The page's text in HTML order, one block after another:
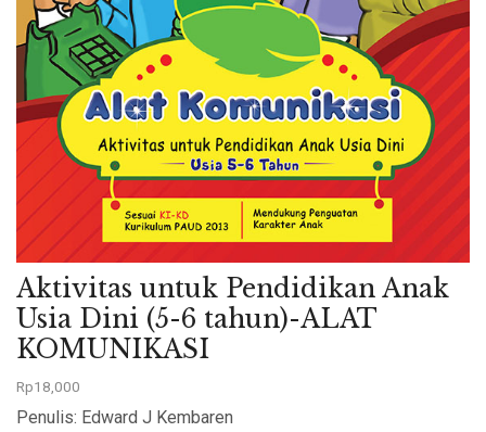
Aktivitas untuk Pendidikan Anak
Usia Dini (5-6 tahun)-ALAT
KOMUNIKASI
Rp18,000
Penulis: Edward J Kembaren